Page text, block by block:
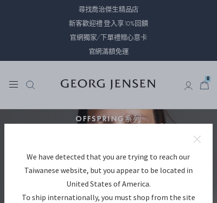
尋找喬治傑生精品店
新客歡迎禮 登入享10%回饋
官網獨家/下單禮贈心意卡
官網滿額免運
0
OFFSPRING系列
以OFFSPRING系列，致敬
母親與女兒間最親密的情
感紐帶
We have detected that you are trying to reach our
Taiwanese website, but you appear to be located in
United States of America.
To ship internationally, you must shop from the site